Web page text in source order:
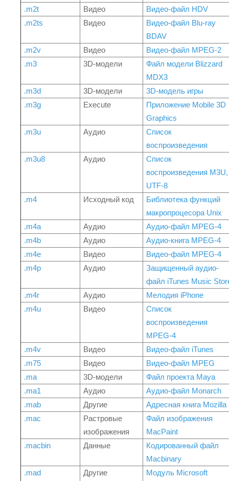
.m2t
Видео
Видео-файл HDV
.m2ts
Видео
Видео-файл Blu-ray
BDAV
.m2v
Видео
Видео-файл MPEG-2
.m3
3D-модели
Файл модели Blizzard
MDX3
.m3d
3D-модели
3D-модель игры
.m3g
Execute
Приложение Mobile 3D
Graphics
.m3u
Аудио
Список
воспроизведения
.m3u8
Аудио
Список
воспроизведения M3U,
UTF-8
.m4
Исходный код
Библиотека функций
макропроцесора Unix
.m4a
Аудио
Аудио-файл MPEG-4
.m4b
Аудио
Аудио-книга MPEG-4
.m4e
Видео
Видео-файл MPEG-4
.m4p
Аудио
Защищенный аудио-
файл iTunes Music
.m4r
Аудио
Мелодия iPhone
.m4u
Видео
Список
воспроизведения
MPEG-4
.m4v
Видео
Видео-файл iTunes
.m75
Видео
Видео-файл MPEG
.ma
3D-модели
Файл проекта Maya
.ma1
Аудио
Аудио-файл Monarch
.mab
Другие
Адресная книга Mozilla
.mac
Растровые
изображения
Файл изображения
MacPaint
.macbin
Данные
Кодированный файл
Macbinary
.mad
Другие
Модуль Microsoft